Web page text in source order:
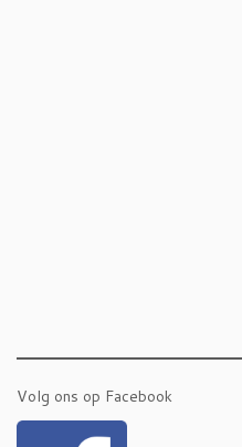
Volg ons op Facebook